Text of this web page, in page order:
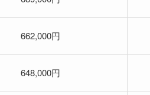
662,000円
648,000円